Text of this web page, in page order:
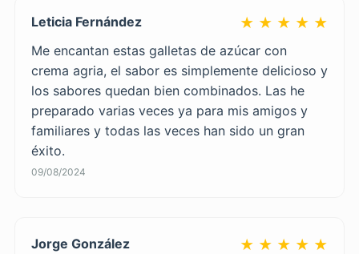
Leticia Fernández ★ ★ ★ ★ ★
Me encantan estas galletas de azúcar con
crema agria, el sabor es simplemente delicioso y
los sabores quedan bien combinados. Las he
preparado varias veces ya para mis amigos y
familiares y todas las veces han sido un gran
éxito.
09/08/2024
Jorge González ★ ★ ★ ★ ★